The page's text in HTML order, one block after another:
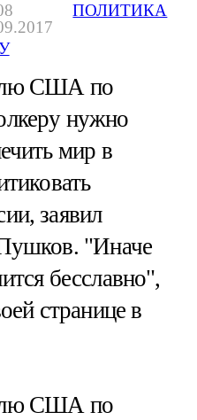
ПОЛИТИКА
США по
нужно
мир в
заявил
"Иначе
бесславно",
странице в
США по